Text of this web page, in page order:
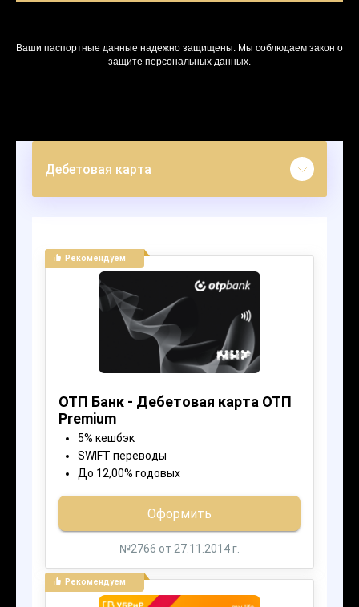
Ваши паспортные данные надежно защищены. Мы соблюдаем закон о
защите персональных данных.